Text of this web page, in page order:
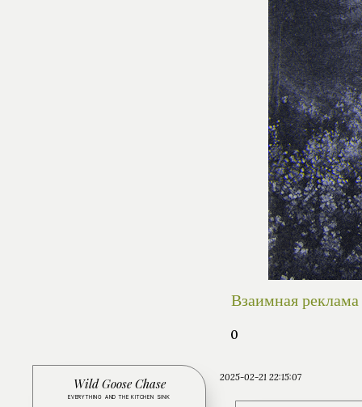
Взаимная реклама
0
2025-02-21 22:15:07
Wild Goose Chase
EVERYTHING AND THE KITCHEN SINK